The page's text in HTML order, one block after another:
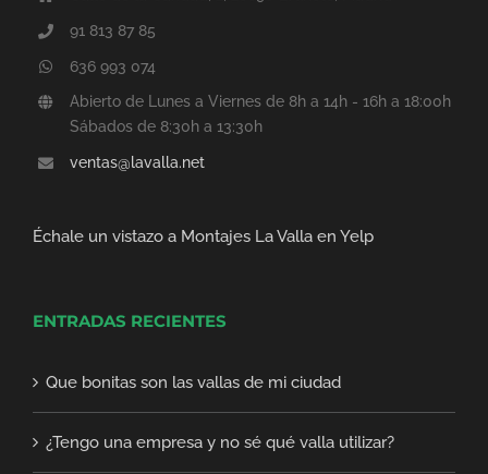
91 813 87 85
636 993 074
Abierto de Lunes a Viernes de 8h a 14h - 16h a 18:00h
Sábados de 8:30h a 13:30h
ventas@lavalla.net
Échale un vistazo a Montajes La Valla en Yelp
ENTRADAS RECIENTES
Que bonitas son las vallas de mi ciudad
¿Tengo una empresa y no sé qué valla utilizar?